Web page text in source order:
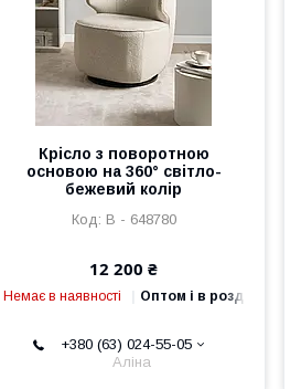
Крісло з поворотною
основою на 360° світло-
бежевий колір
В - 648780
12 200 ₴
Немає в наявності Оптом і в роздріб
+380 (63) 024-55-05
Аліна